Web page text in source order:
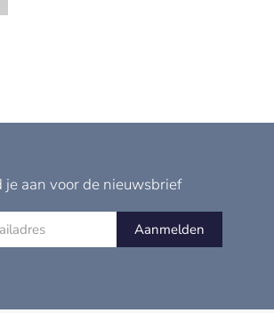
je aan voor de nieuwsbrief
Aanmelden